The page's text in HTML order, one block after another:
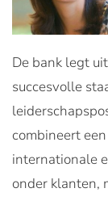
De bank legt
succesvolle
combineert
internationale
onder klanten,